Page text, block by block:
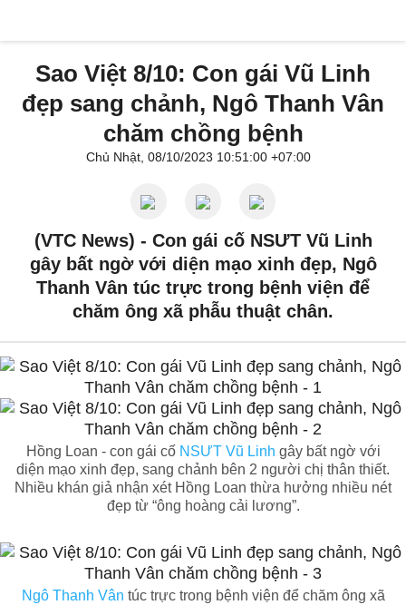
Sao Việt 8/10: Con gái Vũ Linh
đẹp sang chảnh, Ngô Thanh Vân
chăm chồng bệnh
Chủ Nhật, 08/10/2023 10:51:00 +07:00
(VTC News) - Con gái cố NSƯT Vũ Linh
gây bất ngờ với diện mạo xinh đẹp, Ngô
Thanh Vân túc trực trong bệnh viện để
chăm ông xã phẫu thuật chân.
Hồng Loan - con gái cố NSƯT Vũ Linh gây bất ngờ với
diện mạo xinh đẹp, sang chảnh bên 2 người chị thân thiết.
Nhiều khán giả nhận xét Hồng Loan thừa hưởng nhiều nét
đẹp từ “ông hoàng cải lương”.
Ngô Thanh Vân túc trực trong bệnh viện để chăm ông xã